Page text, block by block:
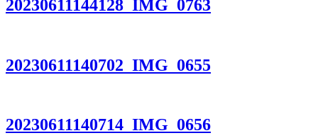
20230611144128_IMG_0763
20230611140702_IMG_0655
20230611140714_IMG_0656